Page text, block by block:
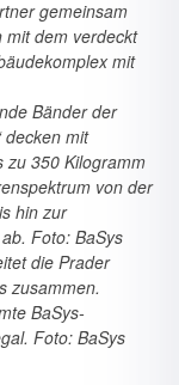
gemeinsam
mit dem verdeckt
mit
Bänder der
decken mit
zu 350 Kilogramm
von der
hin zur
Foto: BaSys
die Prader
zusammen.
BaSys-
Foto: BaSys